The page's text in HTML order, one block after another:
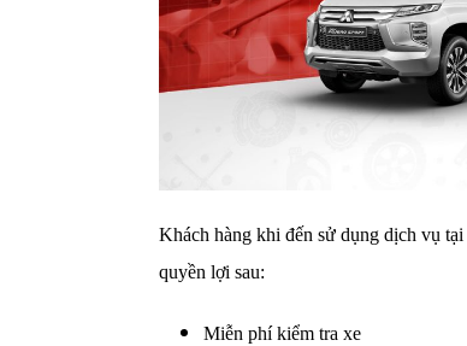
Khách hàng khi đến sử dụng dịch vụ
quyền lợi sau:
Miễn phí kiểm tra xe